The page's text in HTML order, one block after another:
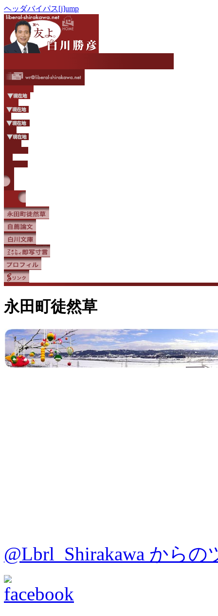
ヘッダバイパス[j]ump
永田町徒然草
@Lbrl_Shirakawa からの